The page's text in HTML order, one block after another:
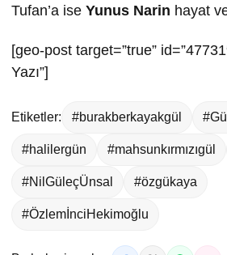
Tufan’a ise Yunus Narin hayat
[geo-post target=”true”
Yazı”]
Etiketler: #burakberkayakgül
#halilergün #mahsunkırmızıgül
#NilGüleçÜnsal #özgükaya
#ÖzlemİnciHekimoğlu